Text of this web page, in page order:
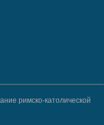
римско-католической